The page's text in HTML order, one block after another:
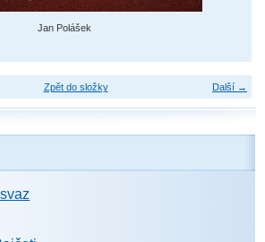
Jan Polášek
Další →
Zpět do složky